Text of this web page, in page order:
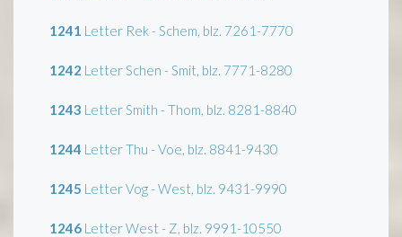
1241 Letter Rek - Schem, blz. 7261-7770
1242 Letter Schen - Smit, blz. 7771-8280
1243 Letter Smith - Thom, blz. 8281-8840
1244 Letter Thu - Voe, blz. 8841-9430
1245 Letter Vog - West, blz. 9431-9990
1246 Letter West - Z, blz. 9991-10550